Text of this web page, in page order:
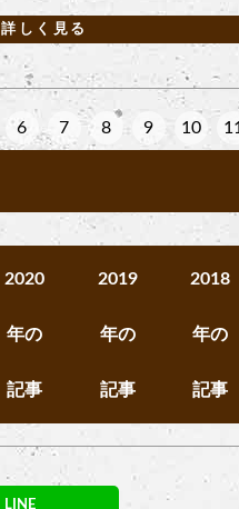
詳しく見る
6 7 8 9 10 11
2020
年の
記事
2019
年の
記事
2018
年の
記事
LINE